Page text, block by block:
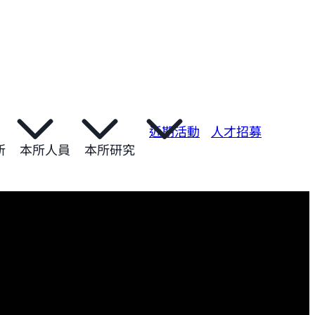
本所人員 本所研究
近期活動 人才招募